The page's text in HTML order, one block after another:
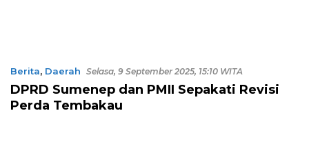
Berita, Daerah Selasa, 9 September 2025, 15:10 WITA
DPRD Sumenep dan PMII Sepakati Revisi
Perda Tembakau